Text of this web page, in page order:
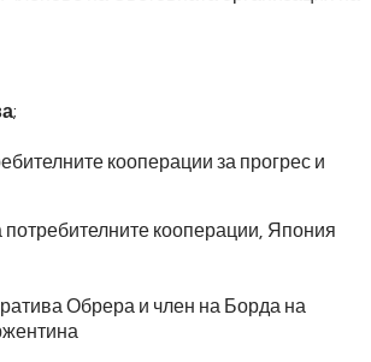
;
кооперации за прогрес и
кооперации, Япония
Обрера и член на Борда на